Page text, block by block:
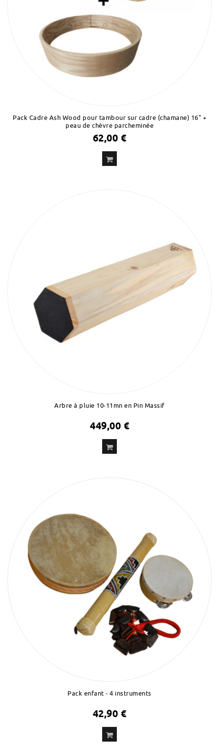
Pack Cadre Ash Wood pour tambour sur cadre (chamane) 16" +
peau de chèvre parcheminée
62,00 €
Arbre à pluie 10-11mn en Pin Massif
449,00 €
Pack enfant - 4 instruments
42,90 €